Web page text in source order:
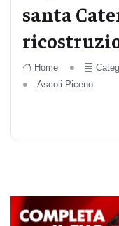
santa
Home
Ascoli Piceno